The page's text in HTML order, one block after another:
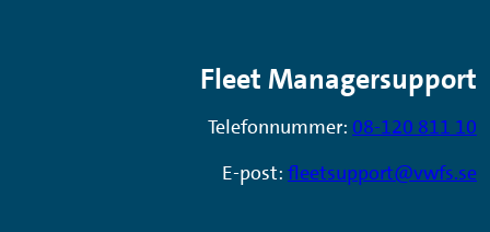
Fleet Managersupport
Telefonnummer: 08-120 811 10
E-post: fleetsupport@vwfs.se